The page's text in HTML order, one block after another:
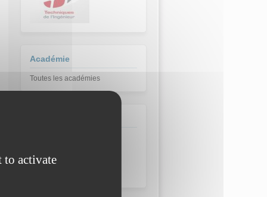
Académie
Toutes les académies
to activate